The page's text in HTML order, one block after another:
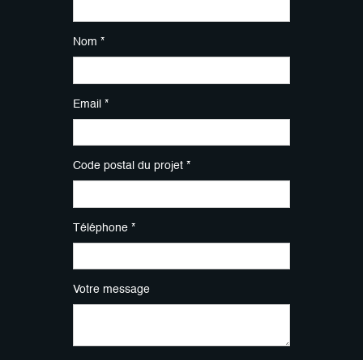
Nom *
Email *
Code postal du projet *
Téléphone *
Votre message